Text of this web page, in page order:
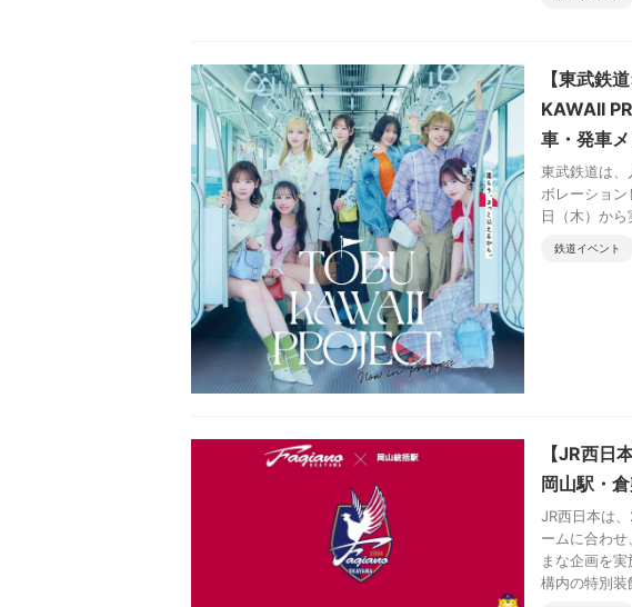
【東武鉄
KAWAII
車・発車
東武鉄道は、
ボレーショ
日（木）か
鉄道イベント
【JR西日
岡山駅・
JR西日本は
ームに合わ
まな企画を
構内の特別